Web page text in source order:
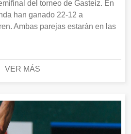
del torneo de Gasteiz. En
han ganado 22-12 a
Ambas parejas estarán en las
VER MÁS